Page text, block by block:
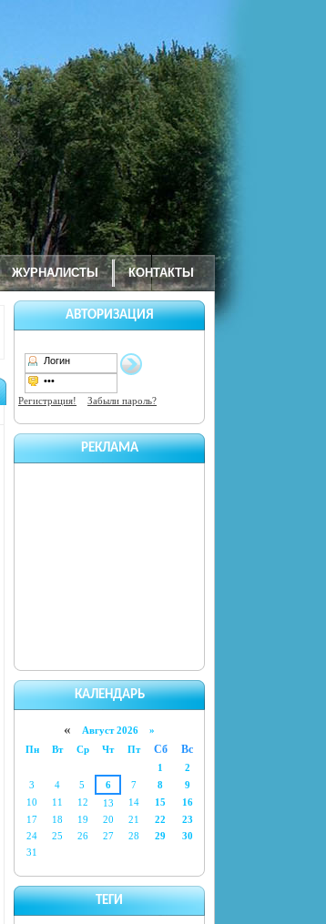
ЖУРНАЛИСТЫ КОНТАКТЫ
АВТОРИЗАЦИЯ
Регистрация! Забыли пароль?
РЕКЛАМА
КАЛЕНДАРЬ
« Август 2026 »
Пн
Вт Ср Чт Пт Сб Вс
1
2
3
4 5 6 7 8
9
10
11 12 13 14 15
16
17
18 19 20 21 22
23
24
25 26 27 28 29
30
31
ТЕГИ